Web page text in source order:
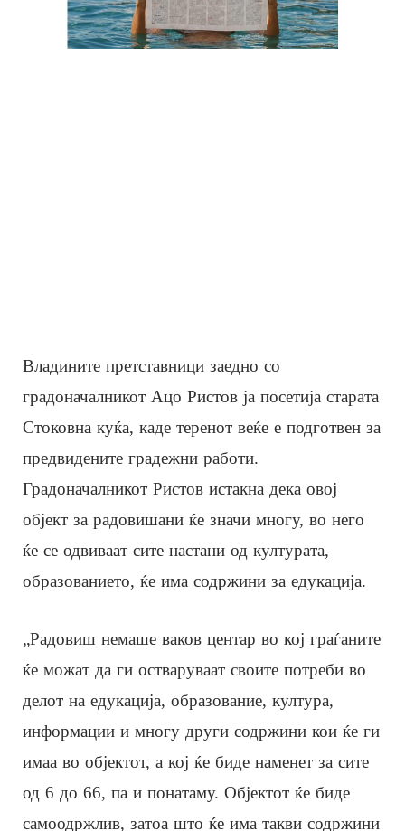
Владините претставници заедно со
градоначалникот Ацо Ристов ја посетија старата
Стоковна куќа, каде теренот веќе е подготвен за
предвидените градежни работи.
Градоначалникот Ристов истакна дека овој
објект за радовишани ќе значи многу, во него
ќе се одвиваат сите настани од културата,
образованието, ќе има содржини за едукација.
„Радовиш немаше ваков центар во кој граѓаните
ќе можат да ги остваруваат своите потреби во
делот на едукација, образование, култура,
информации и многу други содржини кои ќе ги
имаа во објектот, а кој ќе биде наменет за сите
од 6 до 66, па и понатаму. Објектот ќе биде
самоодржлив, затоа што ќе има такви содржини